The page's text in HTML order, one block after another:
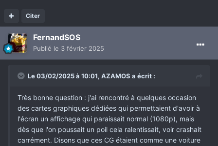
Citer
FernandSOS
Publié le 3 février 2025
Le 03/02/2025 à 10:01, AZAMOS a écrit :
Très bonne question : j'ai rencontré à quelques occasion
des cartes graphiques dédiées qui permettaient d'avoir à
l'écran un affichage qui paraissait normal (1080p), mais
dès que l'on poussait un poil cela ralentissait, voir crashait
carrément. Disons que ces CG étaient comme une voiture